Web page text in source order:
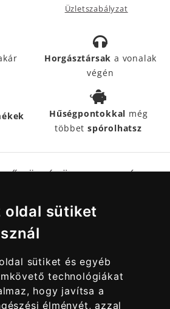
oldal sütiket
sütiket és egyéb
technológiákat
hogy javítsa a
élményét, azzal
Üzletszabályzat
Horgásztársak a vonalak
végén
Hűségpontokkal még
többetspórolhatsz
SEGÍTIK